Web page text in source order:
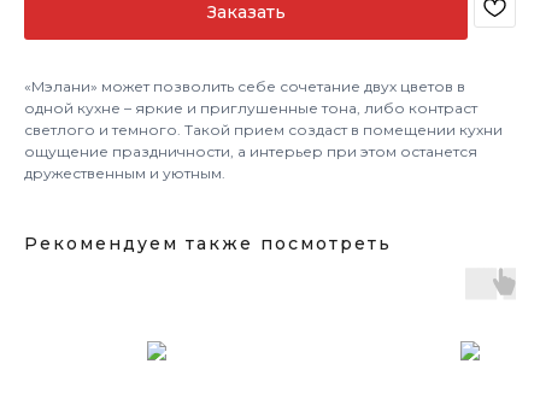
Заказать
«Мэлани» может позволить себе сочетание двух цветов в
одной кухне – яркие и приглушенные тона, либо контраст
светлого и темного. Такой прием создаст в помещении кухни
ощущение праздничности, а интерьер при этом останется
дружественным и уютным.
Рекомендуем также посмотреть